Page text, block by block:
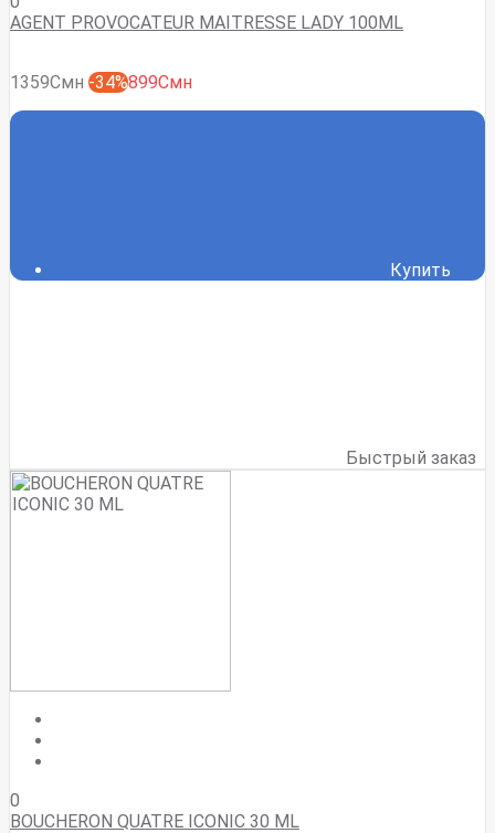
AGENT PROVOCATEUR MAITRESSE LADY 100ML
1359Смн -34%899Смн
Купить
Быстрый заказ
0
BOUCHERON QUATRE ICONIC 30 ML